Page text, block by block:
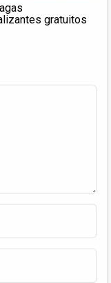
gratuitos